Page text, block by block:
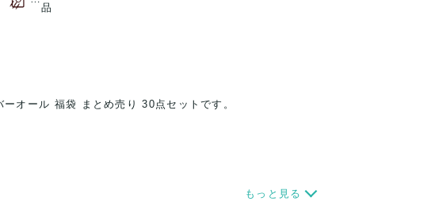
品
オール 福袋 まとめ売り 30点セットです。
。今回入っているお洋服ではございませんのでご注意下さい。
もっと見る